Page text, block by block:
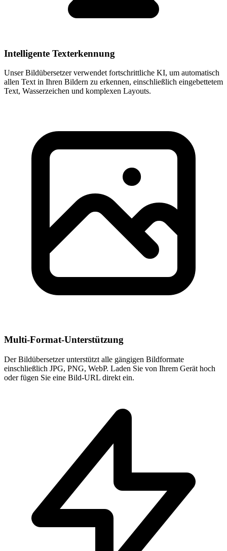
Intelligente Texterkennung
Unser Bildübersetzer verwendet fortschrittliche KI, um automatisch
allen Text in Ihren Bildern zu erkennen, einschließlich eingebettetem
Text, Wasserzeichen und komplexen Layouts.
Multi-Format-Unterstützung
Der Bildübersetzer unterstützt alle gängigen Bildformate
einschließlich JPG, PNG, WebP. Laden Sie von Ihrem Gerät hoch
oder fügen Sie eine Bild-URL direkt ein.